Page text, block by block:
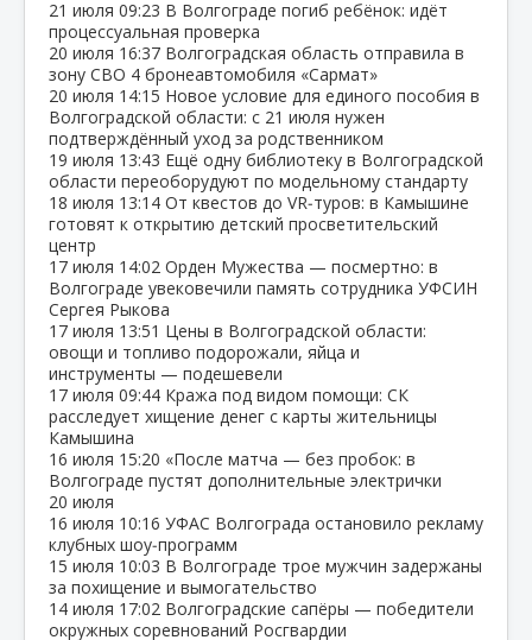
21 июля 09:23 В Волгограде погиб ребёнок: идёт
процессуальная проверка
20 июля 16:37 Волгоградская область отправила в
зону СВО 4 бронеавтомобиля «Сармат»
20 июля 14:15 Новое условие для единого пособия в
Волгоградской области: с 21 июля нужен
подтверждённый уход за родственником
19 июля 13:43 Ещё одну библиотеку в Волгоградской
области переоборудуют по модельному стандарту
18 июля 13:14 От квестов до VR‑туров: в Камышине
готовят к открытию детский просветительский
центр
17 июля 14:02 Орден Мужества — посмертно: в
Волгограде увековечили память сотрудника УФСИН
Сергея Рыкова
17 июля 13:51 Цены в Волгоградской области:
овощи и топливо подорожали, яйца и
инструменты — подешевели
17 июля 09:44 Кража под видом помощи: СК
расследует хищение денег с карты жительницы
Камышина
16 июля 15:20 «После матча — без пробок: в
Волгограде пустят дополнительные электрички
20 июля
16 июля 10:16 УФАС Волгограда остановило рекламу
клубных шоу‑программ
15 июля 10:03 В Волгограде трое мужчин задержаны
за похищение и вымогательство
14 июля 17:02 Волгоградские сапёры — победители
окружных соревнований Росгвардии